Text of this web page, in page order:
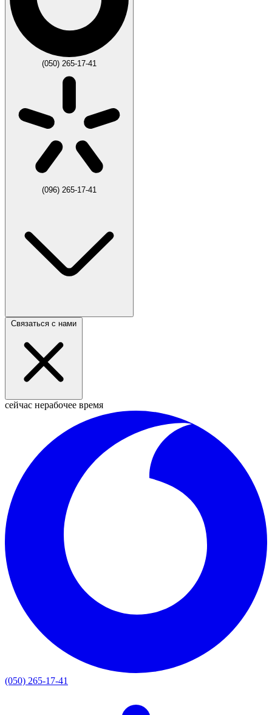
(050) 265-17-41
(096) 265-17-41
Связаться с нами
сейчас нерабочее время
(050) 265-17-41